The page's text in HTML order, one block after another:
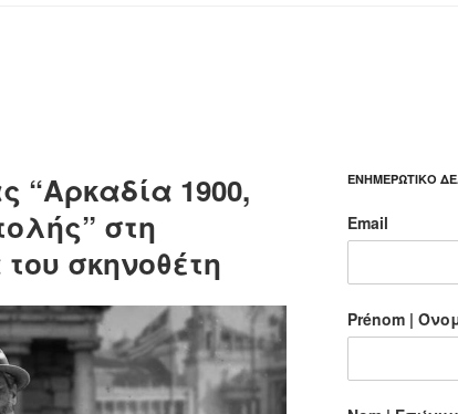
“Αρκαδία 1900,
στη
σκηνοθέτη
ΕΝΗΜΕΡΩΤΙΚΟ
Email
Prénom |